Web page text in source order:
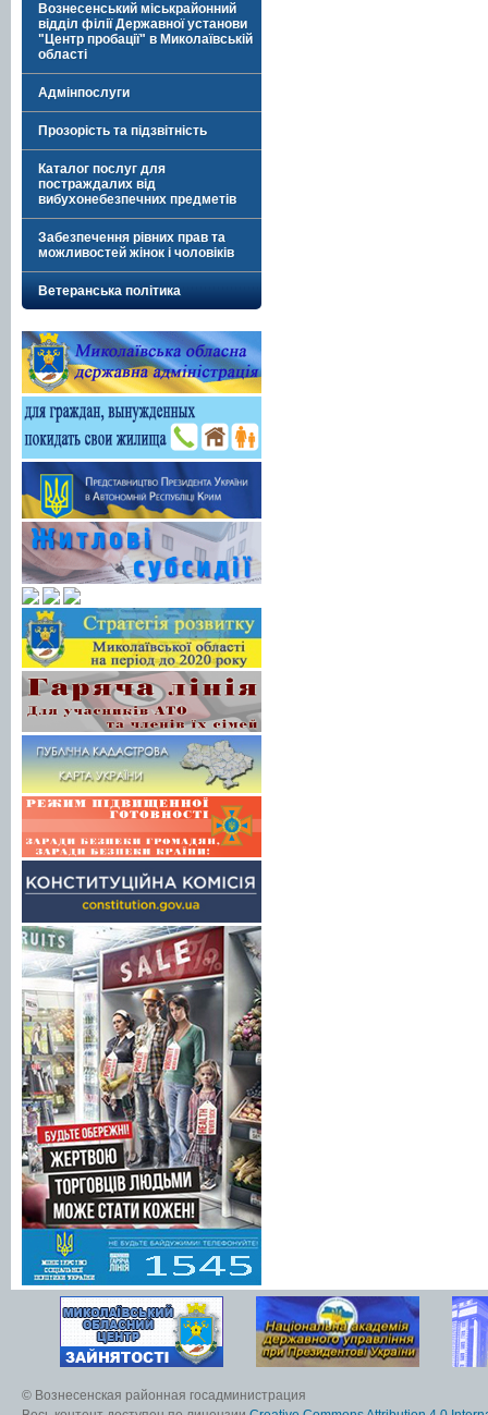
Вознесенський міськрайонний
відділ філії Державної установи
"Центр пробації" в Миколаївській
області
Адмінпослуги
Прозорість та підзвітність
Каталог послуг для
постраждалих від
вибухонебезпечних предметів
Забезпечення рівних прав та
можливостей жінок і чоловіків
Ветеранська політика
© Вознесенская районная госадминистрация